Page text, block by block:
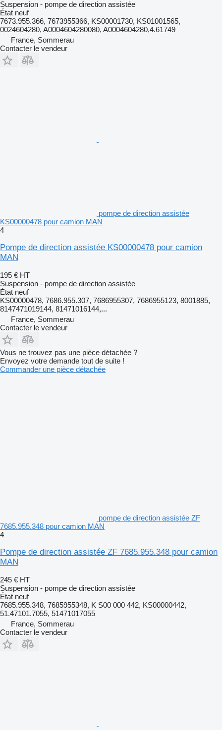
Suspension - pompe de direction assistée
État neuf
7673.955.366, 7673955366, KS00001730, KS01001565,
0024604280, A0004604280080, A0004604280,4.61749
France, Sommerau
Contacter le vendeur
pompe de direction assistée
KS00000478 pour camion MAN
4
Pompe de direction assistée KS00000478 pour camion
MAN
195 € HT
Suspension - pompe de direction assistée
État neuf
KS00000478, 7686.955.307, 7686955307, 7686955123, 8001885,
8147471019144, 81471016144,...
France, Sommerau
Contacter le vendeur
Vous ne trouvez pas une pièce détachée ?
Envoyez votre demande tout de suite !
Commander une pièce détachée
pompe de direction assistée ZF
7685.955.348 pour camion MAN
4
Pompe de direction assistée ZF 7685.955.348 pour camion
MAN
245 € HT
Suspension - pompe de direction assistée
État neuf
7685.955.348, 7685955348, K S00 000 442, KS00000442,
51.47101.7055, 51471017055
France, Sommerau
Contacter le vendeur